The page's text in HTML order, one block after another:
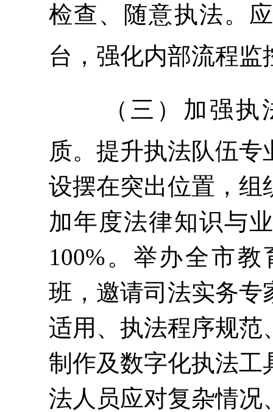
检查、随意执法。
台，强化内部流程监
（三） 加强执
质。提升执法队伍专
设摆在突出位置，组
加年度法律知识与
100%。举办全市
班，邀请司法实务专
适用、执法程序规范
制作及数字化执法工
法人员应对复杂情况